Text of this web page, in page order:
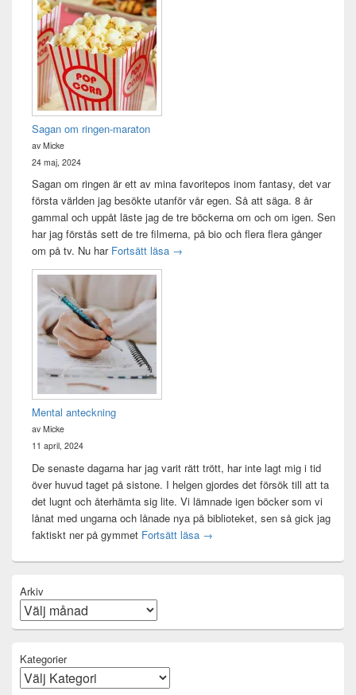
Sagan om ringen-maraton
av Micke
24 maj, 2024
Sagan om ringen är ett av mina favoritepos inom fantasy, det var
första världen jag besökte utanför vår egen. Så att säga. 8 år
gammal och uppåt läste jag de tre böckerna om och om igen. Sen
har jag förstås sett de tre filmerna, på bio och flera flera gånger
om på tv. Nu har Fortsätt läsa Sagan om ringen-maraton
→
Mental anteckning
av Micke
11 april, 2024
De senaste dagarna har jag varit rätt trött, har inte lagt mig i tid
över huvud taget på sistone. I helgen gjordes det försök till att ta
det lugnt och återhämta sig lite. Vi lämnade igen böcker som vi
lånat med ungarna och lånade nya på biblioteket, sen så gick jag
faktiskt ner på gymmet Fortsätt läsa Mental anteckning
→
Arkiv
Kategorier